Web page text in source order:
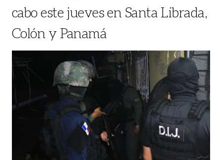
cabo este jueves en Santa Librada,
Colón y Panamá